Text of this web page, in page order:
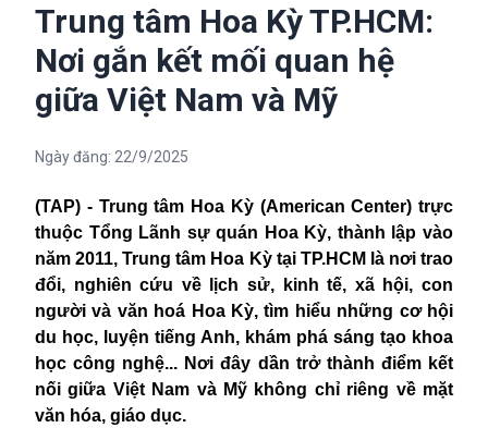
Trung tâm Hoa Kỳ TP.HCM:
Nơi gắn kết mối quan hệ
giữa Việt Nam và Mỹ
Ngày đăng: 22/9/2025
(TAP) - Trung tâm Hoa Kỳ (American Center) trực
thuộc Tổng Lãnh sự quán Hoa Kỳ, thành lập vào
năm 2011, Trung tâm Hoa Kỳ tại TP.HCM là nơi trao
đổi, nghiên cứu về lịch sử, kinh tế, xã hội, con
người và văn hoá Hoa Kỳ, tìm hiểu những cơ hội
du học, luyện tiếng Anh, khám phá sáng tạo khoa
học công nghệ... Nơi đây dần trở thành điểm kết
nối giữa Việt Nam và Mỹ không chỉ riêng về mặt
văn hóa, giáo dục.